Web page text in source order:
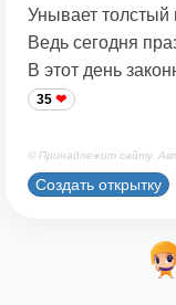
Унывает толстый
Ведь сегодня
В этот день
35
© Принадлежит сайту.
Создать открытку